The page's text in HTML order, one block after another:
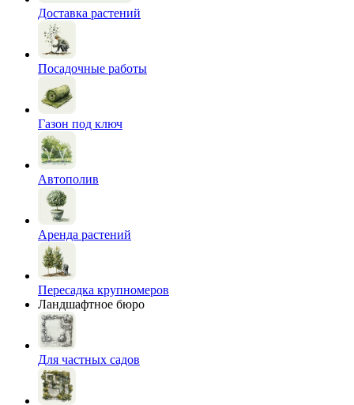
Доставка растений
Посадочные работы
Газон под ключ
Автополив
Аренда растений
Пересадка крупномеров
Ландшафтное бюро
Для частных садов